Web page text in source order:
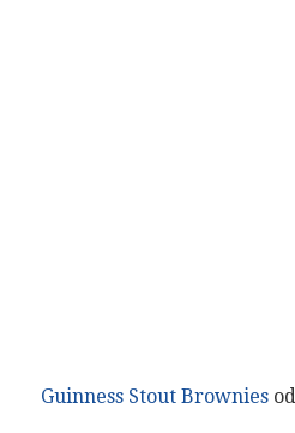
Guinness Stout Brownies